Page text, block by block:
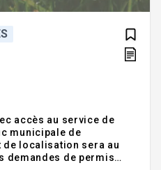
accès au service de
municipale de
localisation sera au
demandes de permis